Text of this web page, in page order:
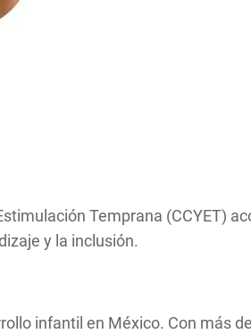
Temprana (CCYET)
y la inclusión.
infantil en México. Con más